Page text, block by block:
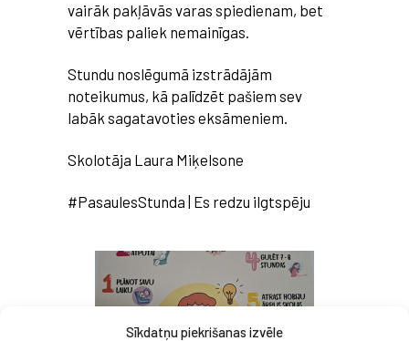
Sīkdatņu piekrišanas izvēle
vairāk pakļāvās varas spiedienam, bet
vērtības paliek nemainīgas.
Stundu noslēgumā izstrādājām
noteikumus, kā palīdzēt pašiem sev
labāk sagatavoties eksāmeniem.
Skolotāja Laura Miķelsone
#PasaulesStunda | Es redzu ilgtspēju